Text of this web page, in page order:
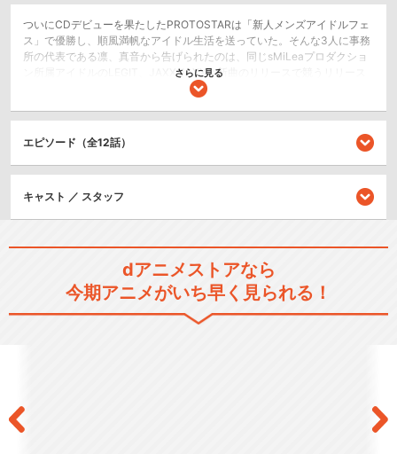
ついにCDデビューを果たしたPROTOSTARは「新人メンズアイドルフェ
ス」で優勝し、順風満帆なアイドル生活を送っていた。そんな3人に事務
所の代表である凛、真音から告げられたのは、同じsMiLeaプロダクショ
ン所属アイドルのLEGIT、JAXX/JAXXと新曲のリリースで競うリリース
バトルだった。リリースバトルをきっかけに様々な困難にぶつかるアイ
シリーズ／関連のアニメ作品
UniteUp!
さらに見る
エピソード（全12話）
キャスト ／ スタッフ
dアニメストアなら
今期アニメがいち早く見られる！